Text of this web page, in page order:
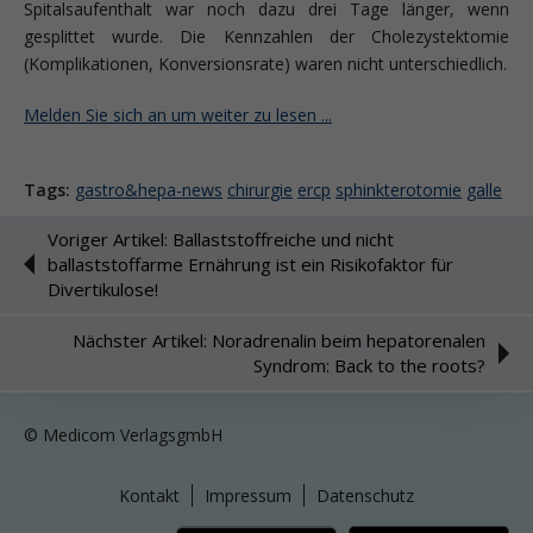
Spitalsaufenthalt war noch dazu drei Tage länger, wenn
gesplittet wurde. Die Kennzahlen der Cholezystektomie
(Komplikationen, Konversionsrate) waren nicht unterschiedlich.
Melden Sie sich an um weiter zu lesen ...
Tags: gastro&hepa-news chirurgie ercp sphinkterotomie galle
Voriger Artikel: Ballaststoffreiche und nicht
ballaststoffarme Ernährung ist ein Risikofaktor für
Divertikulose!
Nächster Artikel: Noradrenalin beim hepatorenalen
Syndrom: Back to the roots?
© Medicom VerlagsgmbH
Kontakt Impressum Datenschutz